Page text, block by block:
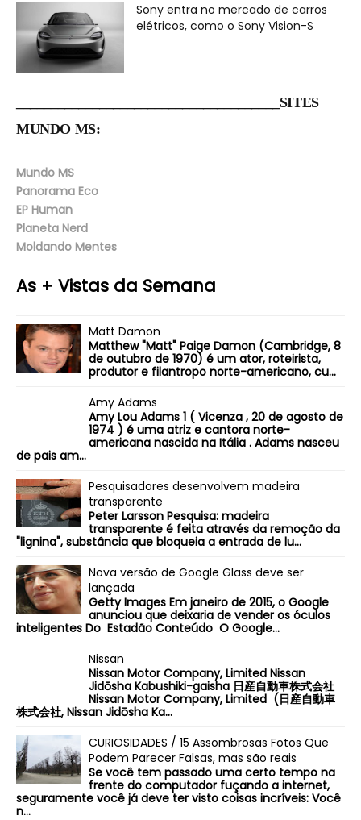
Sony entra no mercado de carros
elétricos, como o Sony Vision-S
______________________________________SITES
MUNDO MS:
Mundo MS
Panorama Eco
EP Human
Planeta Nerd
Moldando Mentes
As + Vistas da Semana
Matt Damon
Matthew "Matt" Paige Damon (Cambridge, 8
de outubro de 1970) é um ator, roteirista,
produtor e filantropo norte-americano, cu...
Amy Adams
Amy Lou Adams 1 ( Vicenza , 20 de agosto de
1974 ) é uma atriz e cantora norte-
americana nascida na Itália . Adams nasceu
de pais am...
Pesquisadores desenvolvem madeira
transparente
Peter Larsson Pesquisa: madeira
transparente é feita através da remoção da
"lignina", substância que bloqueia a entrada de lu...
Nova versão de Google Glass deve ser
lançada
Getty Images Em janeiro de 2015, o Google
anunciou que deixaria de vender os óculos
inteligentes Do Estadão Conteúdo O Google...
Nissan
Nissan Motor Company, Limited Nissan
Jidōsha Kabushiki-gaisha 日産自動車株式会社
Nissan Motor Company, Limited (日産自動車
株式会社, Nissan Jidōsha Ka...
CURIOSIDADES / 15 Assombrosas Fotos Que
Podem Parecer Falsas, mas são reais
Se você tem passado uma certo tempo na
frente do computador fuçando a internet,
seguramente você já deve ter visto coisas incríveis: Você
n...